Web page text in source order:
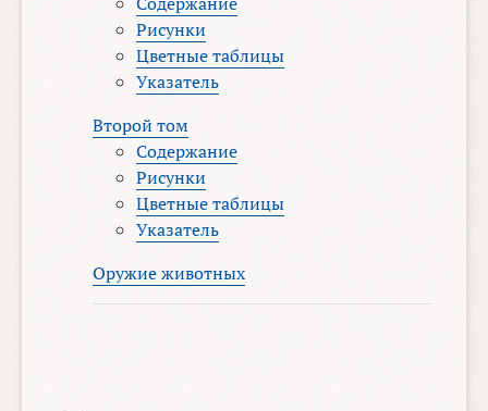
Рисунки
Цветные таблицы
Указатель
Второй том
Содержание
Рисунки
Цветные таблицы
Указатель
Оружие животных